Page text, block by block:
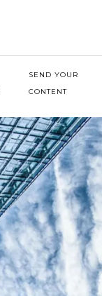
SEND YOUR
CONTENT